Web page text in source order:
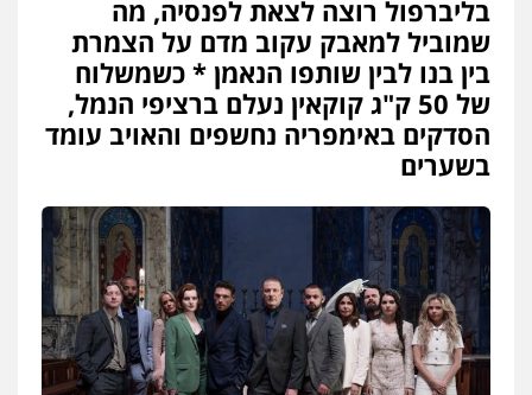
פלילי מעצרים וחקירות סמים עבירות מין
עורכי דין לענייני אסירים
0525279829
עו"ד שאדי כבהא
עו"ד רויטל סבג שקד
פלילי פשיעה חמורה אמצעי לחימה
אלימות עורכי דין לענייני אסירים
0528615306
בליברפול רוצה לצאת לפנסיה, מה
שמוביל למאבק עקוב מדם על הצמרת
בין בנו לבין שותפו הנאמן * כשמשלוח
של 50 ק"ג קוקאין נעלם ברציפי הנמל,
הסדקים באימפריה נחשפים והאויב עומד
בשערים